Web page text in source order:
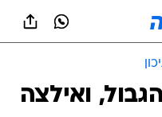
ואילצה